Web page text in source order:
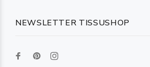
NEWSLETTER TISSUSHOP